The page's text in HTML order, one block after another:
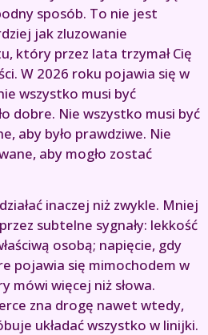
sposób. To nie jest
jak zluzowanie
który przez lata trzymał Cię
W 2026 roku pojawia się w
wszystko musi być
dobre. Nie wszystko musi być
aby było prawdziwe. Nie
aby mogło zostać
inaczej niż zwykle. Mniej
subtelne sygnały: lekkość
osobą; napięcie, gdy
pojawia się mimochodem w
mówi więcej niż słowa.
zna drogę nawet wtedy,
układać wszystko w linijki.